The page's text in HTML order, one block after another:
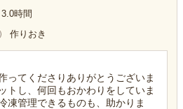
3.0時間
作りおき
ってくださりありがとうございま
トし、何回もおかわりをしていま
凍管理できるものも、助かりま